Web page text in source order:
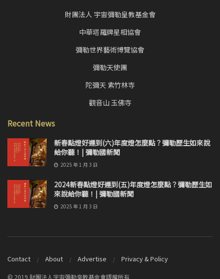
財團法人 宇宙彌勒皇教基金會
中華塔羅牌星相協會
彌勒世界藝術博覽協會
彌勒天使團
陀彌天 紫竹林寺
觀音山 玉佛寺
Recent News
新春點燈好運到(六)年度燈怎麼點？彌勒歷生如來說
給你聽！| 彌勒國新聞
2025 年 1 月 3 日
2024新春點燈好運到(五)年度燈怎麼點？彌勒歷生如
來說給你聽！| 彌勒國新聞
2025 年 1 月 3 日
Contact About Advertise Privacy & Policy
© 2019 財團法人宇宙彌勒皇教基金會版權所有